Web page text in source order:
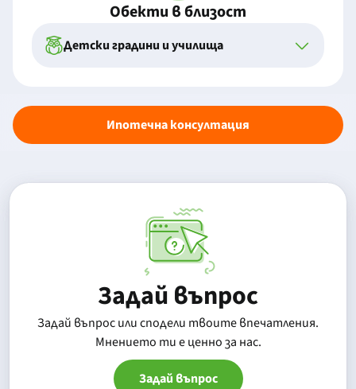
Обекти в близост
Детски градини и училища
Ипотечна консултация
Задай въпрос
Задай въпрос или сподели твоите впечатления.
Mнението ти е ценно за нас.
Задай въпрос